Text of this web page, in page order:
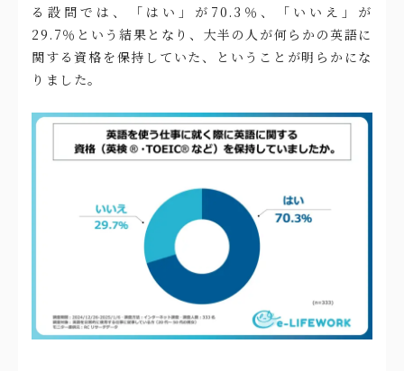
る設問では、「はい」が70.3％、「いいえ」が
29.7％という結果となり、大半の人が何らかの英語に
関する資格を保持していた、ということが明らかにな
りました。